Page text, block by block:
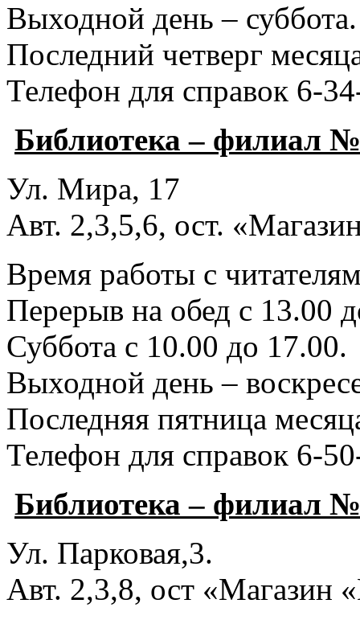
Выходной день – суббота.
Последний четверг
Телефон для справок 6-
Библиотека – филиал
Ул. Мира, 17
Авт. 2,3,5,6, ост.
Время работы с
Перерыв на обед с 13.00
Суббота с 10.00 до 17.00.
Выходной день –
Последняя пятница
Телефон для справок 6-
Библиотека – филиал
Ул. Парковая,3.
Авт. 2,3,8, ост «Магазин